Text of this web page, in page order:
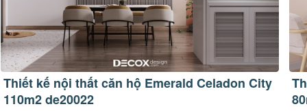
Thiết kế nội thất căn hộ Emerald Celadon City
80m2 de20042tc